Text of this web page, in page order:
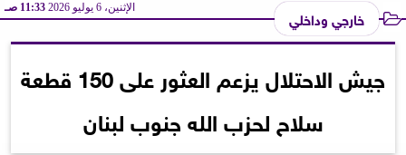
خارجي وداخلي الإثنين، 6 يوليو 2026 11:33 صـ
جيش الاحتلال يزعم العثور على 150 قطعة
سلاح لحزب الله جنوب لبنان